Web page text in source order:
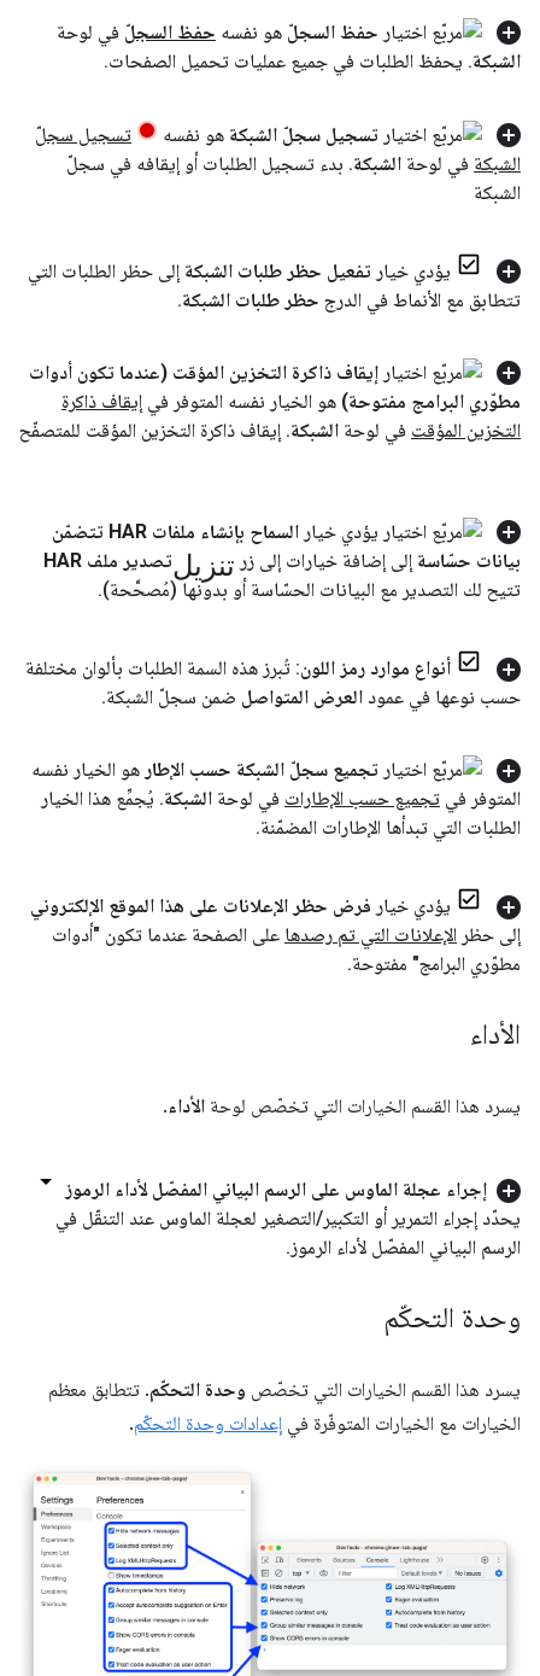
حفظ السجلّ هو نفسه حفظ السجلّ في لوحة
الشبكة. يحفظ الطلبات في جميع عمليات تحميل الصفحات.
تسجيل سجلّ الشبكة هو نفسه
تسجيل سجلّ
الشبكة في لوحة الشبكة. بدء تسجيل الطلبات أو إيقافه في سجلّ
الشبكة
يؤدي خيار تفعيل حظر طلبات الشبكة إلى حظر الطلبات التي
تتطابق مع الأنماط في الدرج حظر طلبات الشبكة.
إيقاف ذاكرة التخزين المؤقت (عندما تكون أدوات
مطوّري البرامج مفتوحة) هو الخيار نفسه المتوفر في إيقاف ذاكرة
التخزين المؤقت في لوحة الشبكة. إيقاف ذاكرة التخزين المؤقت للمتصفّح
يؤدي خيار
السماح بإنشاء ملفات HAR تتضمّن
بيانات حسّاسة إلى إضافة خيارات إلى زر تنزيل
تصدير ملف HAR
تتيح لك التصدير مع البيانات الحسّاسة أو بدونها (مُصحَّحة).
أنواع موارد رمز اللون: تُبرز هذه السمة الطلبات بألوان مختلفة
حسب نوعها في عمود العرض المتواصل ضمن سجلّ الشبكة.
تجميع سجلّ الشبكة حسب الإطار هو الخيار نفسه
المتوفر في تجميع حسب الإطارات في لوحة الشبكة. يُجمِّع هذا الخيار
الطلبات التي تبدأها الإطارات المضمّنة.
يؤدي خيار فرض حظر الإعلانات على هذا الموقع الإلكتروني
إلى حظر الإعلانات التي تم رصدها على الصفحة عندما تكون "أدوات
مطوّري البرامج" مفتوحة.
الأداء
يسرد هذا القسم الخيارات التي تخصّص لوحة الأداء.
إجراء عجلة الماوس على الرسم البياني المفصّل لأداء الرموز
يحدّد إجراء التمرير أو التكبير/التصغير لعجلة الماوس عند التنقّل في
الرسم البياني المفصّل لأداء الرموز.
وحدة التحكّم
يسرد هذا القسم الخيارات التي تخصّص وحدة التحكّم. تتطابق معظم
الخيارات مع الخيارات المتوفّرة في إعدادات وحدة التحكّم.